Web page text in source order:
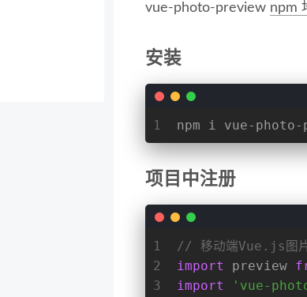
vue-photo-preview npm
安装
1 npm i vue-photo-
项目中注册
1
2
3
// 移动端Vue.js图片
import
preview
import
'vue-